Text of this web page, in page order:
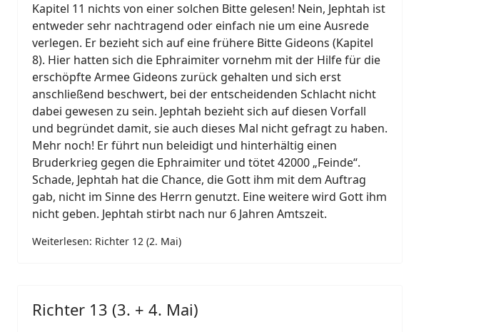
Kapitel 11 nichts von einer solchen Bitte gelesen! Nein, Jephtah ist
entweder sehr nachtragend oder einfach nie um eine Ausrede
verlegen. Er bezieht sich auf eine frühere Bitte Gideons (Kapitel
8). Hier hatten sich die Ephraimiter vornehm mit der Hilfe für die
erschöpfte Armee Gideons zurück gehalten und sich erst
anschließend beschwert, bei der entscheidenden Schlacht nicht
dabei gewesen zu sein. Jephtah bezieht sich auf diesen Vorfall
und begründet damit, sie auch dieses Mal nicht gefragt zu haben.
Mehr noch! Er führt nun beleidigt und hinterhältig einen
Bruderkrieg gegen die Ephraimiter und tötet 42000 „Feinde“.
Schade, Jephtah hat die Chance, die Gott ihm mit dem Auftrag
gab, nicht im Sinne des Herrn genutzt. Eine weitere wird Gott ihm
nicht geben. Jephtah stirbt nach nur 6 Jahren Amtszeit.
Weiterlesen: Richter 12 (2. Mai)
Richter 13 (3. + 4. Mai)